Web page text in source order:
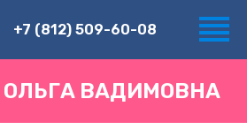
+7 (812) 509-60-08
ВАДИМОВНА